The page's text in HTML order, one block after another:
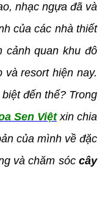
nhạc ngựa đã và
của các nhà thiết
cảnh quan khu đô
và resort hiện nay.
đến thế? Trong
Sen Việtxin chia
của mình về đặc
và chăm sóc cây